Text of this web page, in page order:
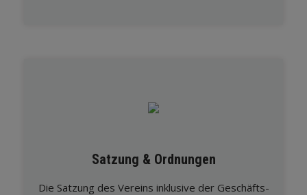
Satzung & Ordnungen
Die Satzung des Vereins inklusive der Geschäfts-